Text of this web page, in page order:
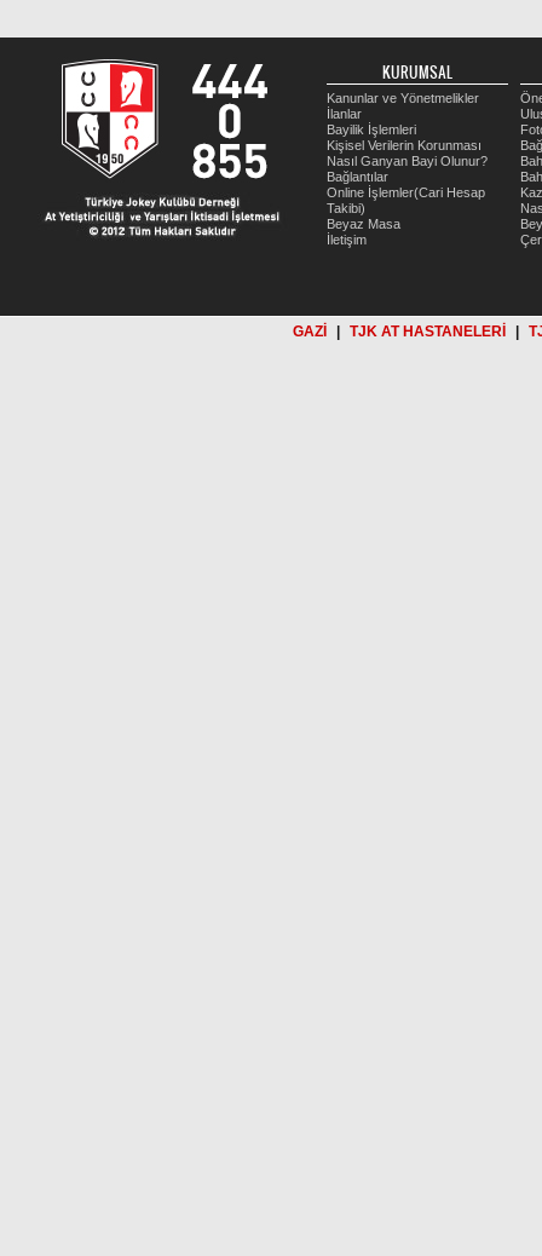
KURUMSAL
Kanunlar ve Yönetmelikler
İlanlar
Bayilik İşlemleri
Kişisel Verilerin Korunması
Nasıl Ganyan Bayi Olunur?
Bağlantılar
Online İşlemler(Cari Hesap
Takibi)
Beyaz Masa
İletişim
GAZİ TJK AT HASTANELERİ